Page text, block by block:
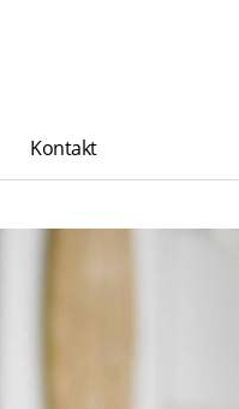
Kontakt